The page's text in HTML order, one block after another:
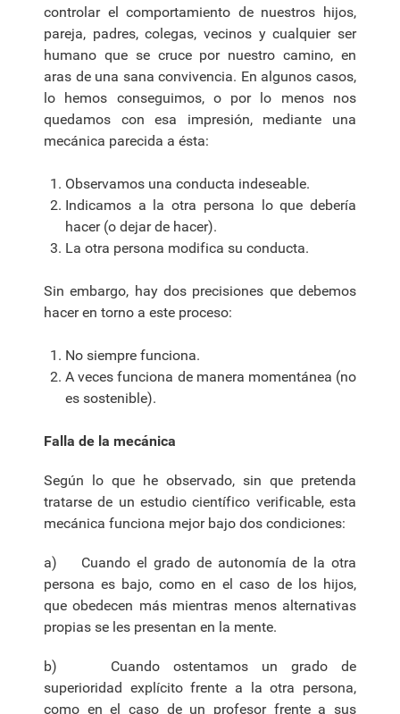
controlar el comportamiento de nuestros hijos,
pareja, padres, colegas, vecinos y cualquier ser
humano que se cruce por nuestro camino, en
aras de una sana convivencia. En algunos casos,
lo hemos conseguimos, o por lo menos nos
quedamos con esa impresión, mediante una
mecánica parecida a ésta:
Observamos una conducta indeseable.
Indicamos a la otra persona lo que debería
hacer (o dejar de hacer).
La otra persona modifica su conducta.
Sin embargo, hay dos precisiones que debemos
hacer en torno a este proceso:
No siempre funciona.
A veces funciona de manera momentánea (no
es sostenible).
Falla de la mecánica
Según lo que he observado, sin que pretenda
tratarse de un estudio científico verificable, esta
mecánica funciona mejor bajo dos condiciones:
a) Cuando el grado de autonomía de la otra
persona es bajo, como en el caso de los hijos,
que obedecen más mientras menos alternativas
propias se les presentan en la mente.
b) Cuando ostentamos un grado de
superioridad explícito frente a la otra persona,
como en el caso de un profesor frente a sus